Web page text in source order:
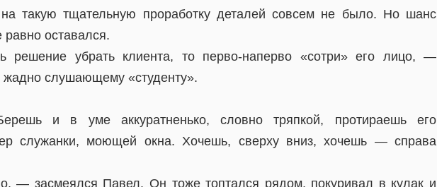
такую тщательную проработку деталей совсем не было. Но шанс
равно оставался.
решение убрать клиента, то перво-наперво «сотри» его лицо, —
жадно слушающему «студенту».
и в уме аккуратненько, словно тряпкой, протираешь его
служанки, моющей окна. Хочешь, сверху вниз, хочешь — справа
— засмеялся Павел. Он тоже топтался рядом, покуривал в кулак и